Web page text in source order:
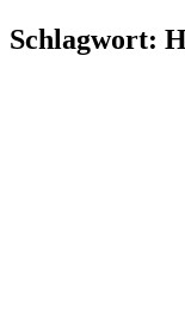
Schlagwort: